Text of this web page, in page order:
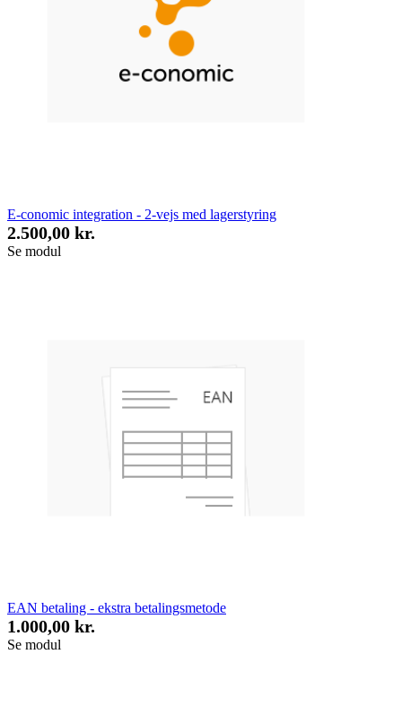
E-conomic integration - 2-vejs med lagerstyring
2.500,00 kr.
Se modul
EAN betaling - ekstra betalingsmetode
1.000,00 kr.
Se modul